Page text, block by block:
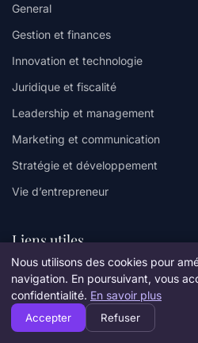
General
Gestion et finances
Innovation et technologie
Juridique et fiscalité
Leadership et management
Marketing et communication
Stratégie et développement
Vie d’entrepreneur
Liens utiles
Contact
Informations
Nous utilisons des cookies pour
navigation. En poursuivant, vous
confidentialité. En savoir plus
Accepter Refuser